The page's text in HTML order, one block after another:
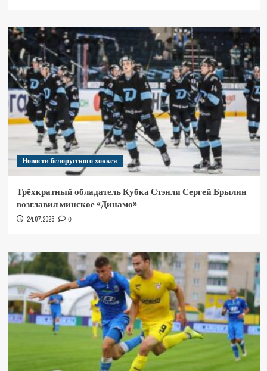
Новости белорусского хоккея
Трёхкратный обладатель Кубка Стэнли Сергей Брылин
возглавил минское «Динамо»
24.07.2026 0